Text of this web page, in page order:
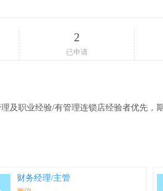
2
已申请
及职业经验/有管理连锁店经验者优先，
财务经理/主管